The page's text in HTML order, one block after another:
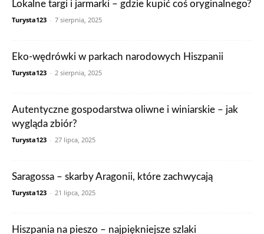
Lokalne targi i jarmarki – gdzie kupić coś oryginalnego?
Turysta123 - 7 sierpnia, 2025
Eko-wędrówki w parkach narodowych Hiszpanii
Turysta123 - 2 sierpnia, 2025
Autentyczne gospodarstwa oliwne i winiarskie – jak
wygląda zbiór?
Turysta123 - 27 lipca, 2025
Saragossa – skarby Aragonii, które zachwycają
Turysta123 - 21 lipca, 2025
Hiszpania na pieszo – najpiękniejsze szlaki